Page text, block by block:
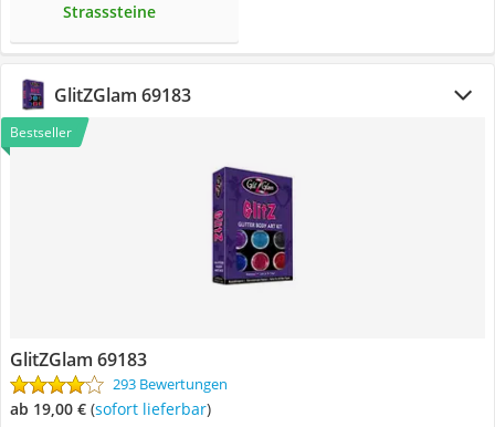
Strasssteine
GlitZGlam 69183
Bestseller
GlitZGlam 69183
293 Bewertungen
ab 19,00 € ( Sofort lieferbar)